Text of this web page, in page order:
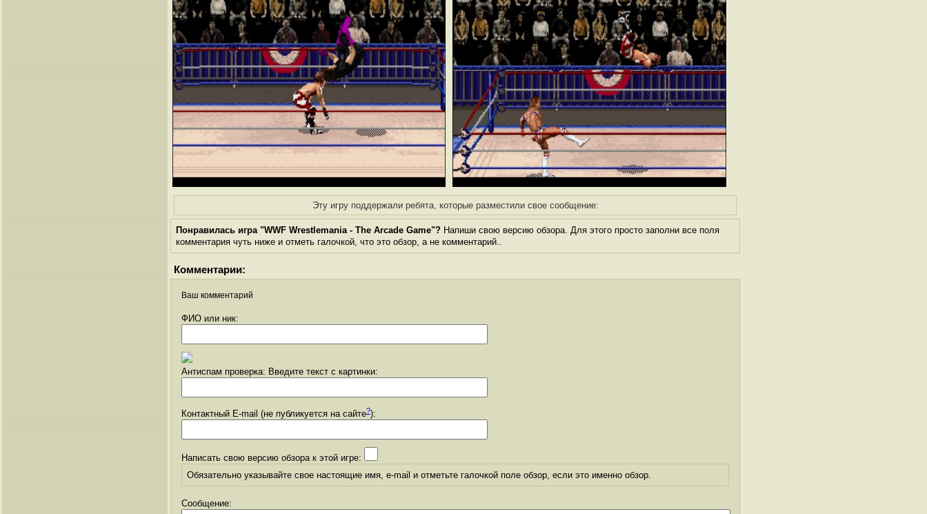
Эту игру поддержали ребята, которые разместили свое сообщение:
Понравилась игра "WWF Wrestlemania - The Arcade Game"? Напиши свою версию обзора. Для этого просто заполни все поля
комментария чуть ниже и отметь галочкой, что это обзор, а не комментарий..
Комментарии:
Ваш комментарий
ФИО или ник:
Антиспам проверка: Введите текст с картинки:
Контактный E-mail (не публикуется на сайте?):
Написать свою версию обзора к этой игре:
Обязательно указывайте свое настоящие имя, e-mail и отметьте галочкой поле обзор, если это именно обзор.
Сообщение: